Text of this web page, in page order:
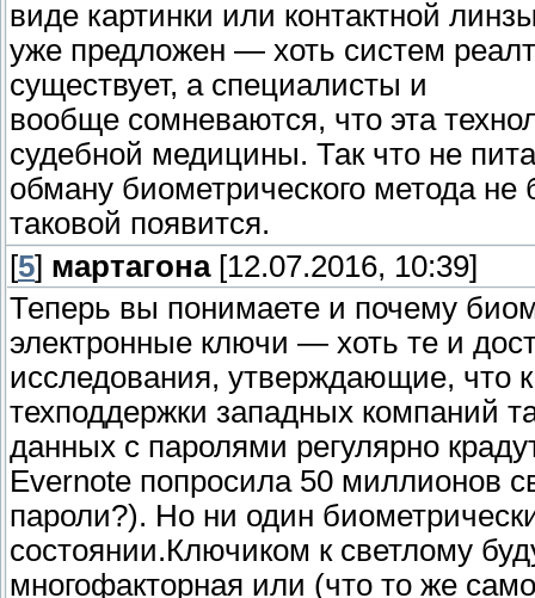
виде картинки или контактной
уже предложен — хоть систем
существует, а специалисты и
вообще сомневаются, что эта
судебной медицины. Так что не
обману биометрического метода
таковой появится.
[5] мартагона[12.07.2016, 10:39]
Теперь вы понимаете и почему
электронные ключи — хоть те и
исследования, утверждающие, что
техподдержки западных компаний
данных с паролями регулярно
Evernote попросила 50 миллионов
пароли?). Но ни один
состоянии.Ключиком к светлому
многофакторная или (что то же